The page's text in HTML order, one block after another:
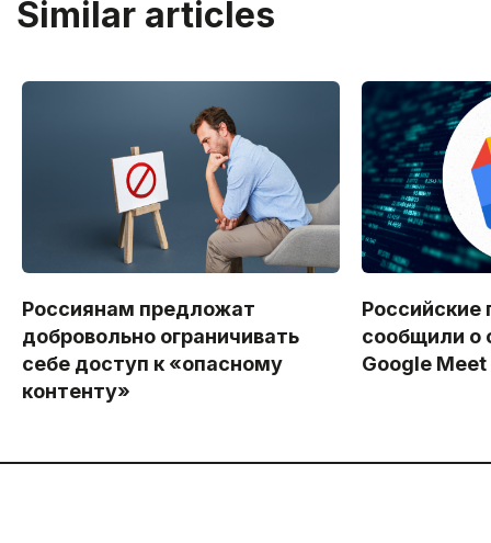
Similar articles
Россиянам предложат
добровольно ограничивать
себе доступ к «опасному
контенту»
Российские
сообщили о
Google Meet